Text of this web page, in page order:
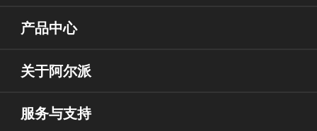
产品中心
关于阿尔派
服务与支持